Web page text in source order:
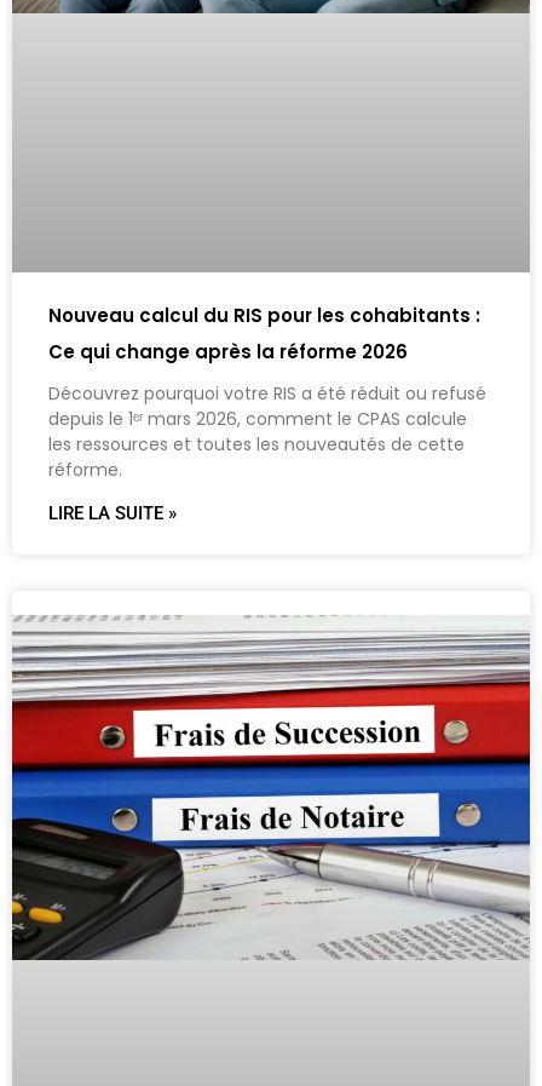
Nouveau calcul du RIS pour les cohabitants :
Ce qui change après la réforme 2026
Découvrez pourquoi votre RIS a été réduit ou refusé
depuis le 1ᵉʳ mars 2026, comment le CPAS calcule
les ressources et toutes les nouveautés de cette
réforme.
LIRE LA SUITE »